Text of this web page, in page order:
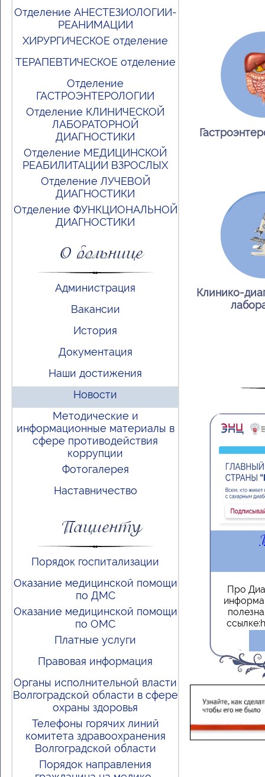
Отделение АНЕСТЕЗИОЛОГИИ-
РЕАНИМАЦИИ
ХИРУРГИЧЕСКОЕ отделение
ТЕРАПЕВТИЧЕСКОЕ отделение
Отделение
ГАСТРОЭНТЕРОЛОГИИ
Отделение КЛИНИЧЕСКОЙ
ЛАБОРАТОРНОЙ
ДИАГНОСТИКИ
Отделение МЕДИЦИНСКОЙ
РЕАБИЛИТАЦИИ ВЗРОСЛЫХ
Отделение ЛУЧЕВОЙ
ДИАГНОСТИКИ
Отделение ФУНКЦИОНАЛЬНОЙ
ДИАГНОСТИКИ
О больнице
Администрация
Вакансии
История
Документация
Наши достижения
Новости
Методические и
информационные материалы в
сфере противодействия
коррупции
Фотогалерея
Наставничество
Пациенту
Порядок госпитализации
Оказание медицинской помощи
по ДМС
Оказание медицинской помощи
по ОМС
Платные услуги
Правовая информация
Органы исполнительной власти
Волгоградской области в сфере
охраны здоровья
Телефоны горячих линий
комитета здравоохранения
Волгоградской области
Порядок направления
Клинико-
Про
«Про
Единый
«Про